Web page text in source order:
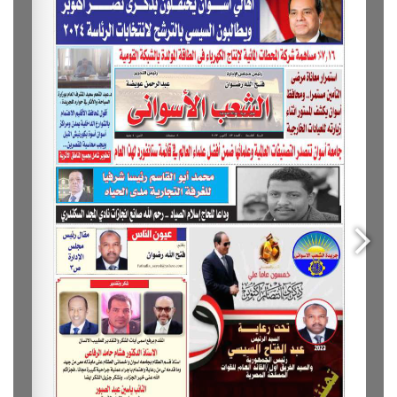
التنموية والخدمية، وتم التغلب عليها، ومنها ما يتعلق
بمشروع الإسكان المتميز لعدد 3000 وحدة سكنية،
بمدينة أسوان بحى العقاد، والذى بدأ إنشاؤه منذ عام
2008، وتطالب الشركات المنفذة بإقرار فروق الاسعار،
والموافقة على مد فترة تنفيذه، حيث تم إقرار فروق
الأسعار لتلك الشركات، والموافقة على مد التنفيذ، وبدأ
تسليم الوحدات للمستحقين، وتطرق المحافظ إلى ملف
مشروعات التطوير الجارى تنفيذها على أرض المحافظة،
والتى تتضمن تطوير ميدان المحطة، وحديقة درة النيل،
والسوق السياحى، وتطوير المرحلة الاولى من الكورنيش،
مليون جنيه، كما استعرض محافظ أسوان عدداً من
الفرص الاستثمارية المقترح إقامتها على أرض
المحافظة، موضحاً أن هناك نحو 18 فرصة استثمارية فى
مختلف الأنشطة، متناولاً الموقف التنفيذى لعدد من
المناطق الصناعية على مستوى المحافظة.